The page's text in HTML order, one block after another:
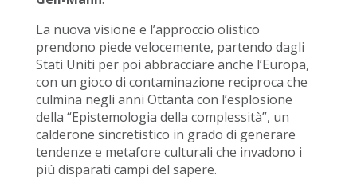
La nuova visione e l’approccio olistico
prendono piede velocemente, partendo dagli
Stati Uniti per poi abbracciare anche l’Europa,
con un gioco di contaminazione reciproca che
culmina negli anni Ottanta con l’esplosione
della “Epistemologia della complessità”, un
calderone sincretistico in grado di generare
tendenze e metafore culturali che invadono i
più disparati campi del sapere.